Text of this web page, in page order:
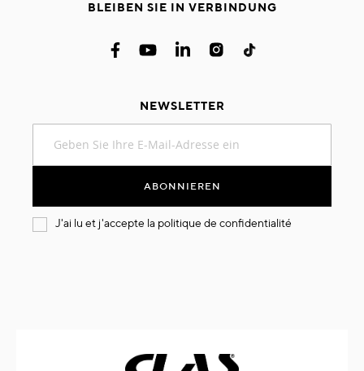
BLEIBEN SIE IN VERBINDUNG
NEWSLETTER
sich
an:
ABONNIEREN
J'ai lu et j'accepte la politique de confidentialité